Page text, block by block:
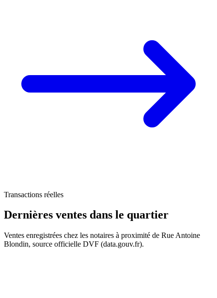
Transactions réelles
Dernières ventes dans le quartier
Ventes enregistrées chez les notaires à proximité de Rue Antoine
Blondin, source officielle DVF (data.gouv.fr).